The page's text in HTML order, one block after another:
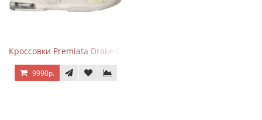
Кроссовки Premiata Drake Black Gray
9990р.